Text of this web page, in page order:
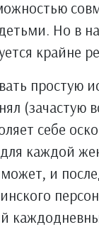
Но в
крайне
простую
(зачастую
себе
каждой
и